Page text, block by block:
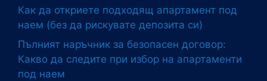
Как да откриете подходящ апартамент под
наем (без да рискувате депозита си)
Пълният наръчник за безопасен договор:
Какво да следите при избор на апартаменти
под наем